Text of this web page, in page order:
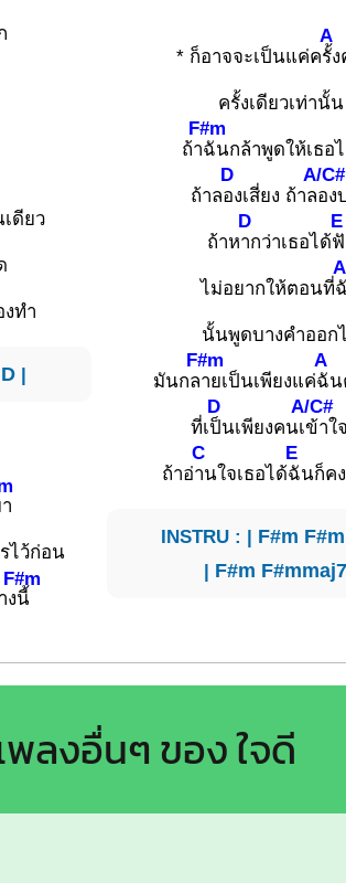
ดียว
ทำ
D |
ไว้ก่อน
ง
F#m
นี้
* ก็อาจจะเป็นแค่ค
A
รั้
ครั้งเดียวเท่านั้น
ถ้า
F#m
ฉันกล้าพูดให้เธอ
ถ้าล
D
องเสี่ยง ถ้าล
A/C#
อง
ถ้าห
D
ากว่าเธอได้
E
ไม่อยากให้ตอนที่
A
นั้นพูดบางคำออก
มันกล
F#m
ายเป็นเพียงแค่
A
ฉัน
ที่เ
D
ป็นเพียงคนเ
A/C#
ข้าใ
ถ้าอ่
C
านใจเธอได้
E
ฉันก็ค
INSTRU : | F#m
| F#m F#mmaj7
ลงอื่นๆ ของ ใจดี